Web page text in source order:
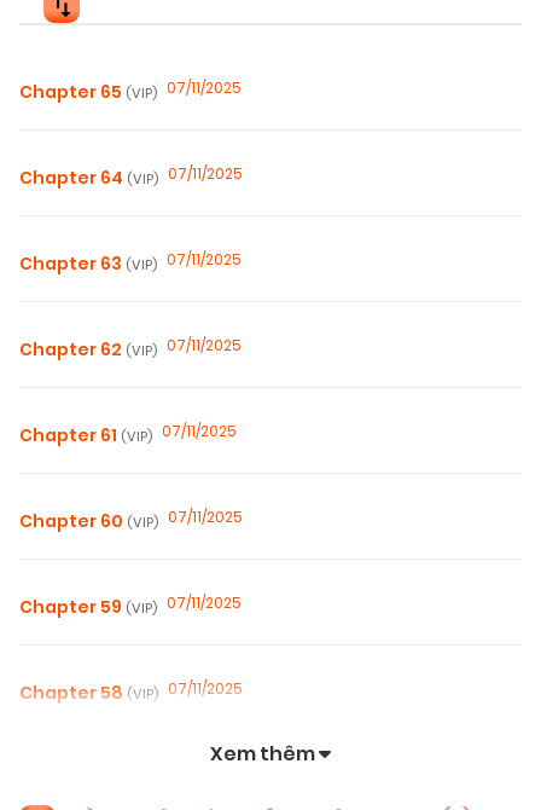
Chapter 65 (VIP) 07/11/2025
Chapter 64 (VIP) 07/11/2025
Chapter 63 (VIP) 07/11/2025
Chapter 62 (VIP) 07/11/2025
Chapter 61 (VIP) 07/11/2025
Chapter 60 (VIP) 07/11/2025
Chapter 59 (VIP) 07/11/2025
Chapter 58 (VIP) 07/11/2025
Xem thêm